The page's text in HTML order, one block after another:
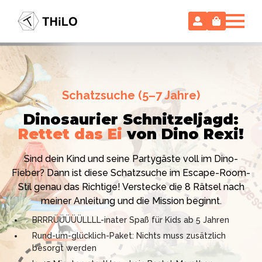
Hollywood-Action im
Kinderzimmer – ohne
Vorbereitungsstress!
Ich bin THiLO, "Dein SPIEGEL"-Bestseller-Autor und
TV-Profi (ZDF "1, 2 oder 3"). Entdecke jetzt meine
Schatzsuchen und Escape Rooms zum Sofort-
Download. Und natürlich meine Ebooks.
Schatzsuche (5–7 Jahre)
Dinosaurier Schnitzeljagd:
Rettet das Ei von Dino Rexi!
Sind dein Kind und seine Partygäste voll im Dino-
Fieber? Dann ist diese Schatzsuche im Escape-Room-
Stil genau das Richtige! Verstecke die 8 Rätsel nach
meiner Anleitung und die Mission beginnt.
BRRRÜÜÜÜÜLLLL-inater Spaß für Kids ab 5 Jahren
Rund-um-glücklich-Paket: Nichts muss zusätzlich
besorgt werden
Escape Room (ab 8 oder 12 Jahre)
Locked-up Agents: Im Labor
des Virologen
Das gab es noch nie: Verwandele dein Zuhause in ein
High-Tech Labor! Unser 24-seitiges PDF enthält alles:
Mission, Agentenausweise, Rätsel und Requisiten.
Knackt den Fall in 90 Minuten!
Kniffliger Rätselspaß für 2 bis 6 Spieler (8 - 11 oder 12–
99 Jahre)
Professionelles PDF: Agentenausweise & Schilder
inklusive